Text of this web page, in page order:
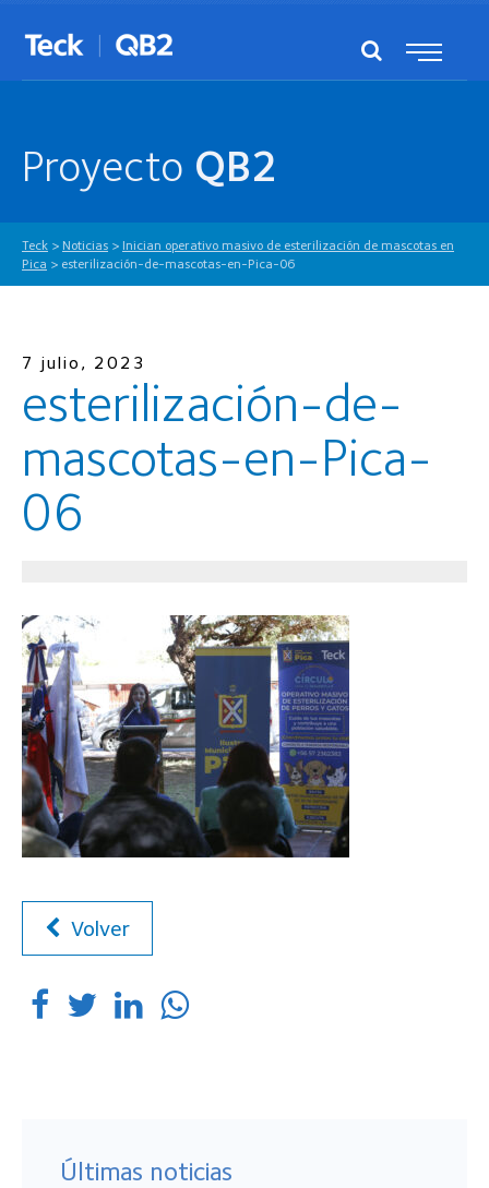
Proyecto QB2
Teck > Noticias > Inician operativo masivo de esterilización de mascotas en
Pica > esterilización-de-mascotas-en-Pica-06
7 julio, 2023
esterilización-de-
mascotas-en-Pica-
06
Volver
Últimas noticias